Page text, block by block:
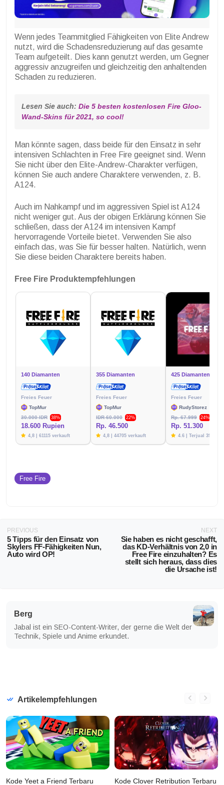
Wenn jedes Teammitglied Fähigkeiten von Elite Andrew
nutzt, wird die Schadensreduzierung auf das gesamte
Team aufgeteilt. Dies kann genutzt werden, um Gegner
aggressiv anzugreifen und gleichzeitig den anhaltenden
Schaden zu reduzieren.
Lesen Sie auch: Die 5 besten kostenlosen Fire Gloo-
Wand-Skins für 2021, so cool!
Man könnte sagen, dass beide für den Einsatz in sehr
intensiven Schlachten in Free Fire geeignet sind. Wenn
Sie nicht über den Elite-Andrew-Charakter verfügen,
können Sie auch andere Charaktere verwenden, z. B.
A124.
Auch im Nahkampf und im aggressiven Spiel ist A124
nicht weniger gut. Aus der obigen Erklärung können Sie
schließen, dass der A124 im intensiven Kampf
hervorragende Vorteile bietet. Verwenden Sie also
einfach das, was Sie für besser halten. Natürlich, wenn
Sie diese beiden Charaktere bereits haben.
Free Fire Produktempfehlungen
140 Diamanten
Freies Feuer
TopMur
30.000 IDR
38%
18.600 Rupien
4,8 | 61115 verkauft
355 Diamanten
Freies Feuer
TopMur
IDR 60.000
22%
Rp. 46.500
4,8 | 44705 verkauft
425 Diamanten
Freies Feuer
RudyStorez
Rp. 67.999
24%
Rp. 51.300
4.6 | Terjual 39783
Free Fire
PREVIOUS
5 Tipps für den Einsatz von
Skylers FF-Fähigkeiten Nun,
Auto wird OP!
NEXT
Sie haben es nicht geschafft,
das KD-Verhältnis von 2,0 in
Free Fire einzuhalten? Es
stellt sich heraus, dass dies
die Ursache ist!
Berg
Jabal ist ein SEO-Content-Writer, der gerne die Welt der
Technik, Spiele und Anime erkundet.
Artikelempfehlungen
Kode Yeet a Friend Terbaru
Kode Clover Retribution Terbaru